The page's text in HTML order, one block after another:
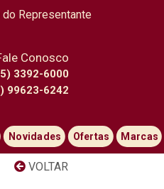
do Representante
Conosco
3392-6000
99623-6242
Novidades Ofertas Marcas
VOLTAR